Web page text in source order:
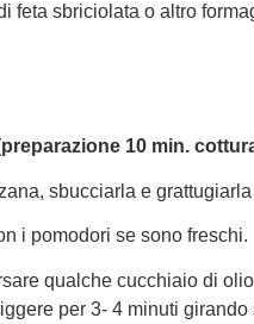
feta sbriciolata o altro
10 min.
sbucciarla e
i pomodori se sono freschi.
qualche cucchiaio di
per 3- 4 minuti girando